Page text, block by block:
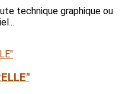
technique graphique ou